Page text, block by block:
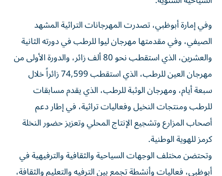
وفي إمارة أبوظبي، تصدرت المهرجانات التراثية المشهد
الصيفي، وفي مقدمتها مهرجان ليوا للرطب في دورته الثانية
والعشرين، الذي استقطب نحو 80 ألف زائر، والدورة الأولى من
مهرجان العين للرطب، الذي استقطب 74,599 زائراً خلال
سبعة أيام، ومهرجان الوثبة للرطب، الذي يقدم مسابقات
للرطب ومنتجات النخيل وفعاليات تراثية، في إطار دعم
أصحاب المزارع وتشجيع الإنتاج المحلي وتعزيز حضور النخلة
كرمز للهوية الوطنية.
وتحتضن مختلف الوجهات السياحية والثقافية والترفيهية في
أبوظبي، فعاليات وأنشطة تجمع بين الترفيه والتعليم والثقافة،